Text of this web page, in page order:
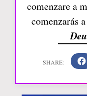
comenzare a
comenzarás